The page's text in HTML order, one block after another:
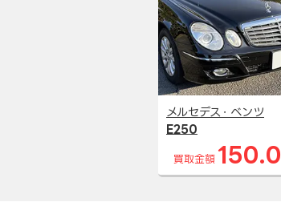
メルセデス・ベンツ
E250
買取金額 150.0